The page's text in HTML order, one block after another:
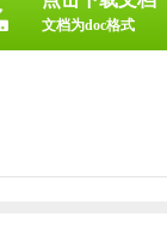
文档为doc格式